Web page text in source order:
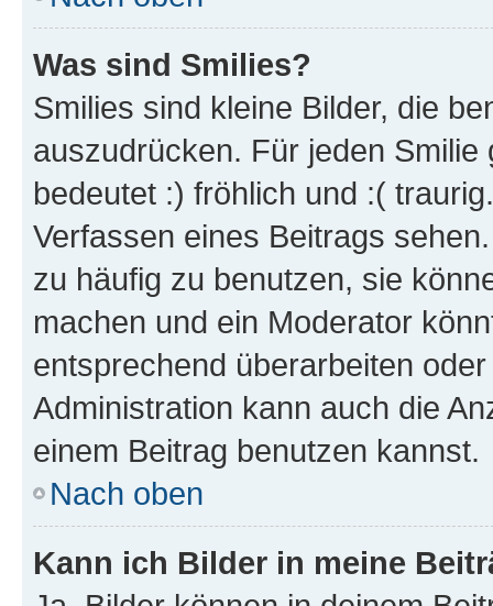
Was sind Smilies?
Smilies sind kleine Bilder, die
auszudrücken. Für jeden
bedeutet :) fröhlich und :(
Verfassen eines Beitrags
zu häufig zu benutzen, sie
machen und ein Moderator
entsprechend überarbeiten
Administration kann auch die
einem Beitrag benutzen kannst.
Nach oben
Kann ich Bilder in meine